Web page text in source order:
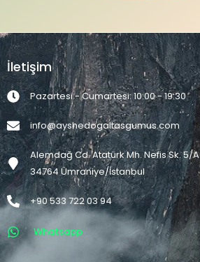
İletişim
Pazartesi - Cumartesi: 10:00 - 19:30
info@ayshedogaltasgumus.com
Alemdağ Cd. Atatürk Mh. Nefis Sk. 5/A
34764 Ümraniye/İstanbul
+90 533 722 03 94
Whatsapp